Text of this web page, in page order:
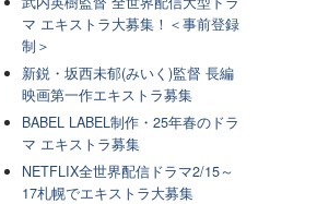
マ エキストラ大募集！＜事前登録
制＞
新鋭・坂西未郁(みいく)監督 長編
映画第一作エキストラ募集
BABEL LABEL制作・25年春のドラ
マ エキストラ募集
NETFLIX全世界配信ドラマ2/15～
17札幌でエキストラ大募集